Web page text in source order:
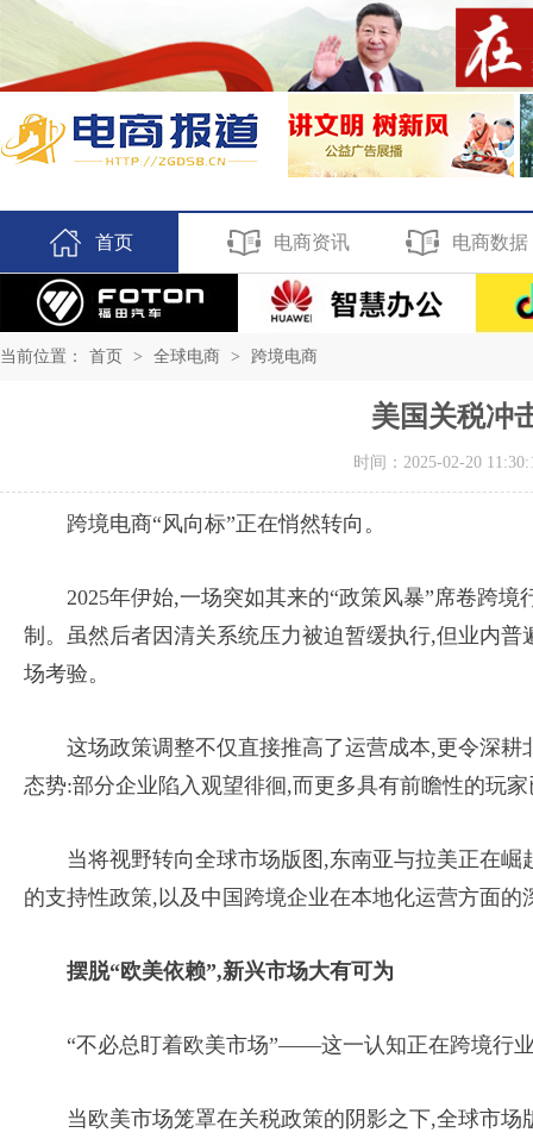
首页 电商资讯 电商数据
当前位置： 首页 > 全球电商 > 跨境电商
美国关税冲
时间：2025-02-20
跨境电商“风向标”正在悄然转向。
2025年伊始,一场突如其来的“政策风暴”席卷跨
制。虽然后者因清关系统压力被迫暂缓执行,但业内
场考验。
这场政策调整不仅直接推高了运营成本,更令深
态势:部分企业陷入观望徘徊,而更多具有前瞻性的玩
当将视野转向全球市场版图,东南亚与拉美正在
的支持性政策,以及中国跨境企业在本地化运营方面
摆脱“欧美依赖”,新兴市场大有可为
“不必总盯着欧美市场”——这一认知正在跨境行
当欧美市场笼罩在关税政策的阴影之下,全球市